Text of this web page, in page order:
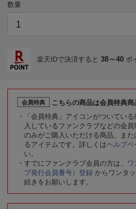
数量
楽天IDで決済すると 38～40 ポ
会員特典
こちらの商品は会員特典商
「会員特典」アイコンがついてい
入しているファンクラブなどの会
のみがご購入いただける商品、ま
るアイテムです。詳しくはヘルプペ
い。
すでにファンクラブ会員の方は、
ブ発行会員番号）登録 からワンタ
続きをお願いします。